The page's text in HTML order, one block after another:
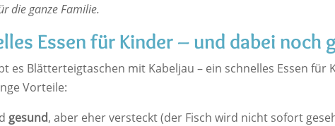
die ganze Familie.
Essen für Kinder – und dabei noch
es Blätterteigtaschen mit Kabeljau – ein schnelles Essen für
Vorteile:
gesund, aber eher versteckt (der Fisch wird nicht sofort